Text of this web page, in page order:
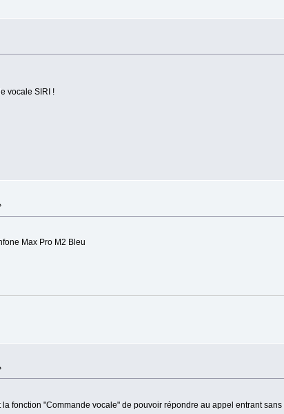
vocale SIRI !
Max Pro M2 Bleu
fonction "Commande vocale" de pouvoir répondre au appel entrant